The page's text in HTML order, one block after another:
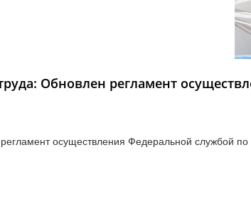
Обновлен регламент
осуществления Федеральной службой по
о специальной оценке условий труда